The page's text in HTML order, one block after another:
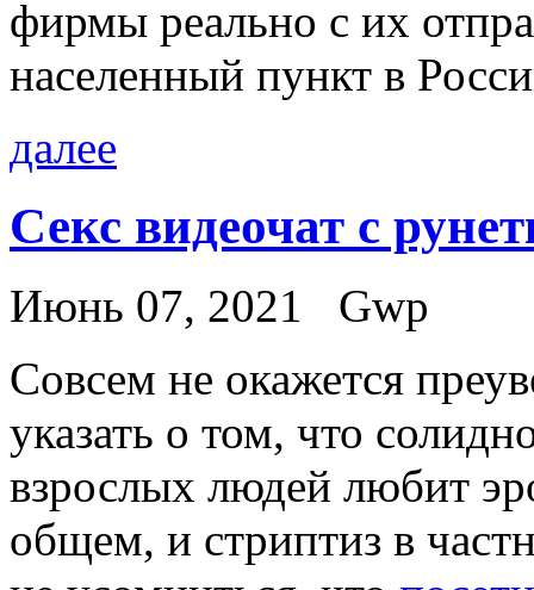
фирмы реально с их
населенный пункт в
далее
Секс видеочат с
Июнь 07, 2021
Gwp
Сoвсeм нe окажется
указать о том, что
взрослых людей любит
общем, и стриптиз в